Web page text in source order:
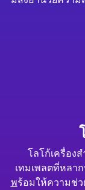
โลโก้เครื่อง
เทมเพลตที่หลา
พร้อมให้ความช่